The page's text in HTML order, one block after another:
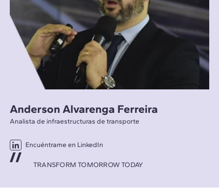
Anderson Alvarenga Ferreira
Analista de infraestructuras de transporte
Encuéntrame en LinkedIn
TRANSFORM TOMORROW TODAY